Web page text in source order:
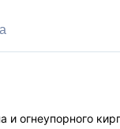
и огнеупорного